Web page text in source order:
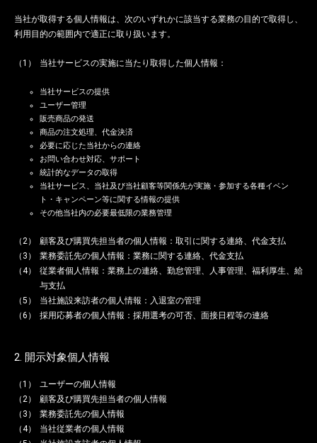
当社が取得する個人情報は、次のいずれかに該当する業務の目的で取得し、
利用目的の範囲内で適正に取り扱います。
当社サービスの実施に当たり取得した個人情報：
当社サービスの提供
ユーザー管理
販売商品の発送
商品の注文処理、代金決済
必要に応じた当社からの連絡
お問い合わせ対応、サポート
統計的なデータの取得
当社サービス、当社及び当社顧客等関係先が実施・参加する各種イベン
ト・キャンペーン等に関する情報の提供
その他当社内の必要最低限の業務管理
顧客及び購買先担当者の個人情報：取引に関する連絡、代金支払
業務委託先の個人情報：業務に関する連絡、代金支払
従業者個人情報：業務上の連絡、勤怠管理、人事管理、福利厚生、給
与支払
当社施設来訪者の個人情報：入退室の管理
採用応募者の個人情報：採用選考の可否、面接日程等の連絡
2. 開示対象個人情報
ユーザーの個人情報
顧客及び購買先担当者の個人情報
業務委託先の個人情報
当社従業者の個人情報